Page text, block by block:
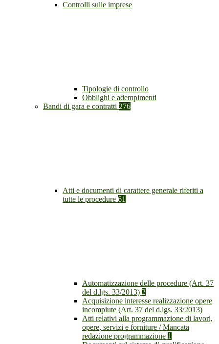
Controlli sulle imprese
Tipologie di controllo
Obblighi e adempimenti
Bandi di gara e contratti 276
Atti e documenti di carattere generale riferiti a
tutte le procedure 61
Automatizzazione delle procedure (Art. 37
del d.lgs. 33/2013) 2
Acquisizione interesse realizzazione opere
incompiute (Art. 37 del d.lgs. 33/2013)
Atti relativi alla programmazione di lavori,
opere, servizi e forniture / Mancata
redazione programmazione 1